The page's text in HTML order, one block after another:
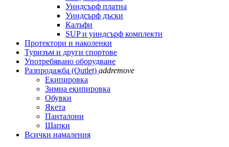
Уиндсърф платна
Уиндсърф дъски
Калъфи
SUP и уиндсърф комплекти
Протектори и наколенки
Туризъм и други спортове
Употребявано оборудване
Разпродажба (Outlet) addremove
Екипировка
Зимна екипировка
Обувки
Якета
Панталони
Шапки
Всички намаления